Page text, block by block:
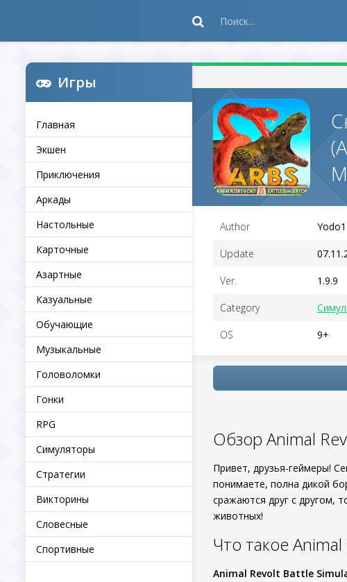
Игры
Главная
Экшен
Приключения
Аркады
Настольные
Карточные
Азартные
Казуальные
Обучающие
Музыкальные
Головоломки
Гонки
RPG
Симуляторы
Стратегии
Викторины
Словесные
Спортивные
Author
Update
Ver. 1.9.9
Category
OS 9+
Обзор Animal
Привет, друзья-геймеры!
понимаете, полна дикой
сражаются друг с другом,
животных!
Что такое
Animal Revolt Battle